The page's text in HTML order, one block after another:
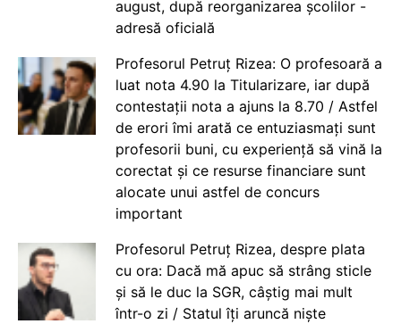
august, după reorganizarea școlilor -
adresă oficială
Profesorul Petruț Rizea: O profesoară a
luat nota 4.90 la Titularizare, iar după
contestații nota a ajuns la 8.70 / Astfel
de erori îmi arată ce entuziasmați sunt
profesorii buni, cu experiență să vină la
corectat și ce resurse financiare sunt
alocate unui astfel de concurs
important
Profesorul Petruț Rizea, despre plata
cu ora: Dacă mă apuc să strâng sticle
și să le duc la SGR, câștig mai mult
într-o zi / Statul îți aruncă niște